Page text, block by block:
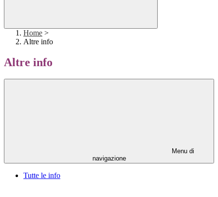
Home >
Altre info
Altre info
Menu di
navigazione
Tutte le info